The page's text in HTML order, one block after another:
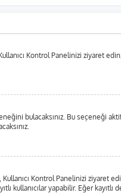
Kontrol Panelinizi ziyaret
bulacaksınız. Bu seçeneği
Kontrol Panelinizi ziyaret
kullanıcılar yapabilir. Eğer kayıtlı